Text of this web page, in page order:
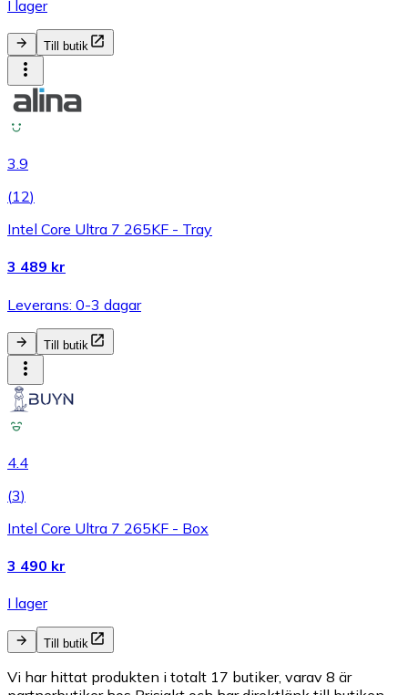
I lager
Till butik
3.9
(12)
Intel Core Ultra 7 265KF - Tray
3 489 kr
Leverans: 0-3 dagar
Till butik
4.4
(3)
Intel Core Ultra 7 265KF - Box
3 490 kr
I lager
Till butik
Vi har hittat produkten i totalt 17 butiker, varav 8 är